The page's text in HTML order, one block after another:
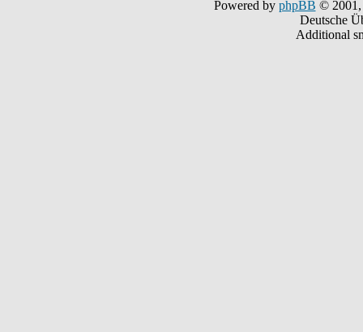
Powered by phpBB © 2001,
Deutsche
Additional